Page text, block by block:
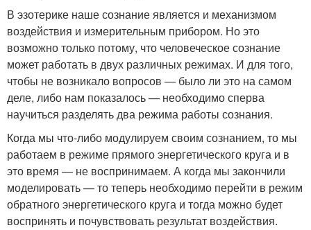
В эзотерике наше сознание является и механизмом
воздействия и измерительным прибором. Но это
возможно только потому, что человеческое сознание
может работать в двух различных режимах. И для того,
чтобы не возникало вопросов — было ли это на самом
деле, либо нам показалось — необходимо сперва
научиться разделять два режима работы сознания.
Когда мы что-либо модулируем своим сознанием, то мы
работаем в режиме прямого энергетического круга и в
это время — не воспринимаем. А когда мы закончили
моделировать — то теперь необходимо перейти в режим
обратного энергетического круга и тогда можно будет
воспринять и почувствовать результат воздействия.